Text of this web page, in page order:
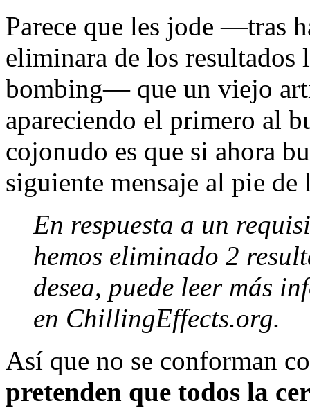
Parece que les jode —tras
eliminara de los resultados
bombing— que un viejo
apareciendo el primero al
cojonudo es que si ahora
siguiente mensaje al pie de
En respuesta a un
hemos eliminado 2
desea, puede leer más
en ChillingEffects.org.
Así que no se conforman
pretenden que todos la